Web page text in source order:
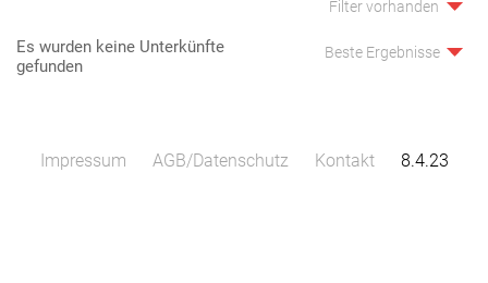
Filter vorhanden
Es wurden keine Unterkünfte
gefunden
Beste Ergebnisse
Impressum AGB/Datenschutz Kontakt 8.4.23